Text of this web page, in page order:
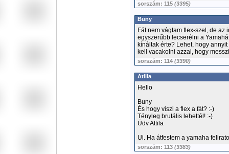
sorszám: 115 (3395)
Buny
Fát nem vágtam flex-szel, de
egyszerűbb lecserélni a
kínáltak érte? Lehet, hogy
kell vacakolni azzal, hogy
sorszám: 114 (3390)
Atilla
Hello
Buny
És hogy viszi a flex a fát? :-)
Tényleg brutális lehettél! :-)
Üdv Attila
Ui. Ha átfestem a yamaha
sorszám: 113 (3383)